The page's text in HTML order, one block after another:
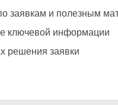
заявкам и полезным
ключевой информации
решения заявки